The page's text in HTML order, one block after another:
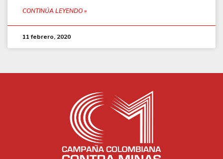
CONTINÚA LEYENDO »
11 febrero, 2020